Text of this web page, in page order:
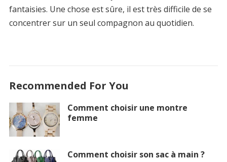
fantaisies. Une chose est sûre, il est très difficile de se
concentrer sur un seul compagnon au quotidien.
Recommended For You
Comment choisir une montre
femme
Comment choisir son sac à main ?